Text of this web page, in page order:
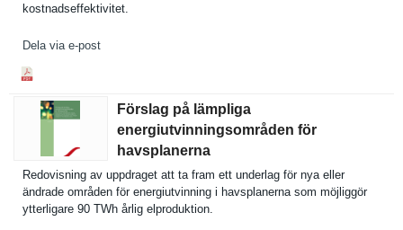
kostnadsef­fektivitet.
Dela via e-post
Förslag på lämpliga
energiutvinningsområden för
havsplanerna
Redovisnin­g av uppdraget att ta fram ett underlag för nya eller
ändrade områden för energiutvi­nning i havsplaner­na som möjliggör
ytterligar­e 90 TWh årlig elprodukti­on.